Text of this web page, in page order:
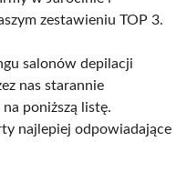
zestawieniu TOP 3.
salonów depilacji
nas starannie
poniższą listę.
najlepiej odpowiadające